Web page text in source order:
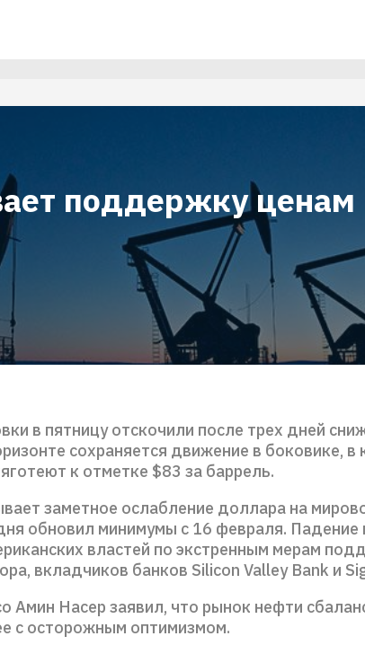
поддержку ценам
в пятницу отскочили после трех дней
сохраняется движение в боковике, в
к отметке $83 за баррель.
заметное ослабление доллара на
обновил минимумы с 16 февраля. Падение
властей по экстренным мерам
вкладчиков банков Silicon Valley Bank и
Амин Насер заявил, что рынок нефти
с осторожным оптимизмом.